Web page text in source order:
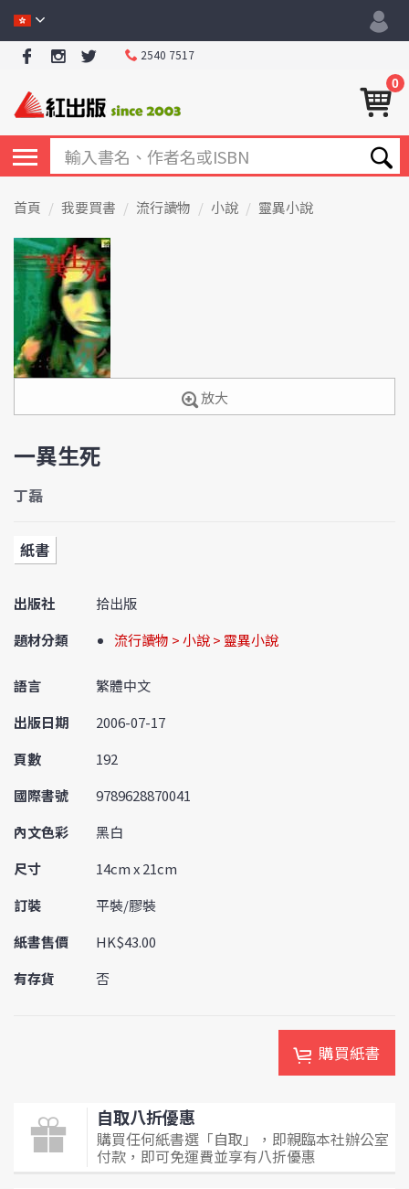
2540 7517
0
首頁 我要買書 流行讀物 小說 靈異小說
放大
一異生死
丁磊
紙書
出版社
拾出版
題材分類
流行讀物 > 小說 > 靈異小說
語言
繁體中文
出版日期
2006-07-17
頁數
192
國際書號
9789628870041
內文色彩
黑白
尺寸
14cm x 21cm
訂裝
平裝/膠裝
紙書售價
HK$43.00
有存貨
否
購買紙書
自取八折優惠
購買任何紙書選「自取」，即親臨本社辦公室
付款，即可免運費並享有八折優惠